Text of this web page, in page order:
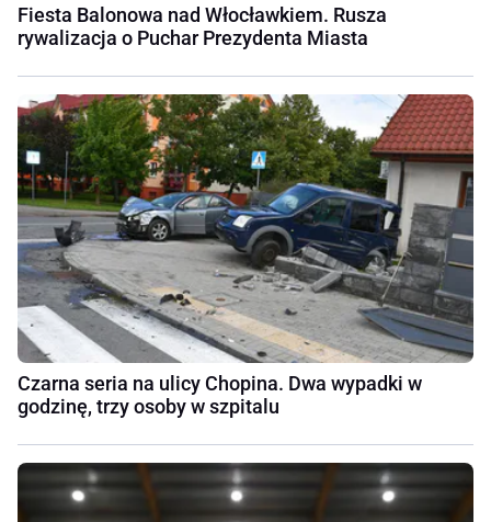
Fiesta Balonowa nad Włocławkiem. Rusza
rywalizacja o Puchar Prezydenta Miasta
Czarna seria na ulicy Chopina. Dwa wypadki w
godzinę, trzy osoby w szpitalu